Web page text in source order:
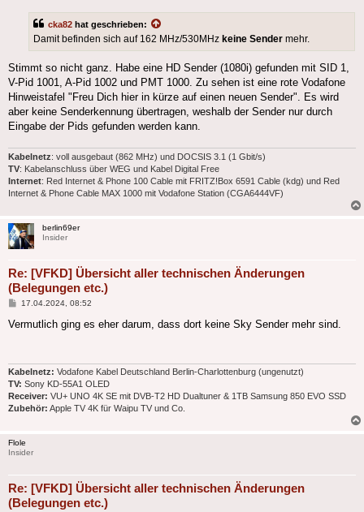
cka82 hat geschrieben:
Damit befinden sich auf 162 MHz/530MHz keine Sender mehr.
Stimmt so nicht ganz. Habe eine HD Sender (1080i) gefunden mit SID 1,
V-Pid 1001, A-Pid 1002 und PMT 1000. Zu sehen ist eine rote Vodafone
Hinweistafel "Freu Dich hier in kürze auf einen neuen Sender". Es wird
aber keine Senderkennung übertragen, weshalb der Sender nur durch
Eingabe der Pids gefunden werden kann.
Kabelnetz: voll ausgebaut (862 MHz) und DOCSIS 3.1 (1 Gbit/s)
TV: Kabelanschluss über WEG und Kabel Digital Free
Internet: Red Internet & Phone 100 Cable mit FRITZ!Box 6591 Cable (kdg) und Red
Internet & Phone Cable MAX 1000 mit Vodafone Station (CGA6444VF)
berlin69er
Insider
Re: [VFKD] Übersicht aller technischen Änderungen
(Belegungen etc.)
Beitrag
17.04.2024, 08:52
Vermutlich ging es eher darum, dass dort keine Sky Sender mehr sind.
Kabelnetz: Vodafone Kabel Deutschland Berlin-Charlottenburg (ungenutzt)
TV: Sony KD-55A1 OLED
Receiver: VU+ UNO 4K SE mit DVB-T2 HD Dualtuner & 1TB Samsung 850 EVO SSD
Zubehör: Apple TV 4K für Waipu TV und Co.
Flole
Insider
Re: [VFKD] Übersicht aller technischen Änderungen
(Belegungen etc.)